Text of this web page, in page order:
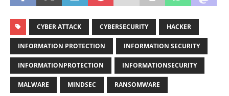
CYBER ATTACK CYBERSECURITY HACKER
INFORMATION PROTECTION INFORMATION SECURITY
INFORMATIONPROTECTION INFORMATIONSECURITY
MALWARE MINDSEC RANSOMWARE